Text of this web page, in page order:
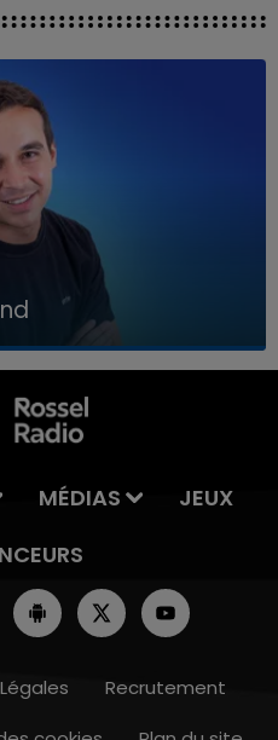
END
MÉDIAS
JEUX
Recrutement